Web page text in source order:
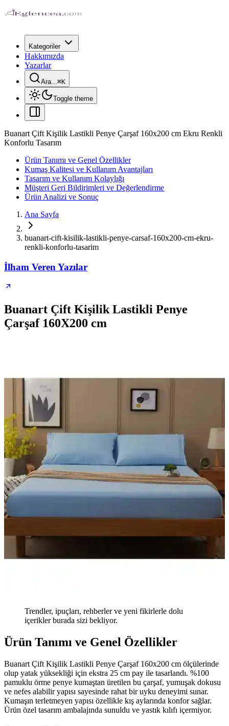
Kategoriler
Hakkımızda
Yazarlar
Ara...⌘K
Toggle theme
Buanart Çift Kişilik Lastikli Penye Çarşaf 160x200 cm Ekru Renkli
Konforlu Tasarım
Ürün Tanımı ve Genel Özellikler
Kumaş Kalitesi ve Kullanım Avantajları
Tasarım ve Kullanım Kolaylığı
Müşteri Geri Bildirimleri ve Değerlendirme
Ürün Analizi ve Sonuç
Ana Sayfa
buanart-cift-kisilik-lastikli-penye-carsaf-160x200-cm-ekru-
renkli-konforlu-tasarim
İlham Veren Yazılar
Buanart Çift Kişilik Lastikli Penye
Çarşaf 160X200 cm
Trendler, ipuçları, rehberler ve yeni fikirlerle dolu
içerikler burada sizi bekliyor.
Ürün Tanımı ve Genel Özellikler
Buanart Çift Kişilik Lastikli Penye Çarşaf 160x200 cm ölçülerinde
olup yatak yüksekliği için ekstra 25 cm pay ile tasarlandı. %100
pamuklu örme penye kumaştan üretilen bu çarşaf, yumuşak dokusu
ve nefes alabilir yapısı sayesinde rahat bir uyku deneyimi sunar.
Kumaşın terletmeyen yapısı özellikle kış aylarında konfor sağlar.
Ürün özel tasarım ambalajında sunuldu ve yastık kılıfı içermiyor.